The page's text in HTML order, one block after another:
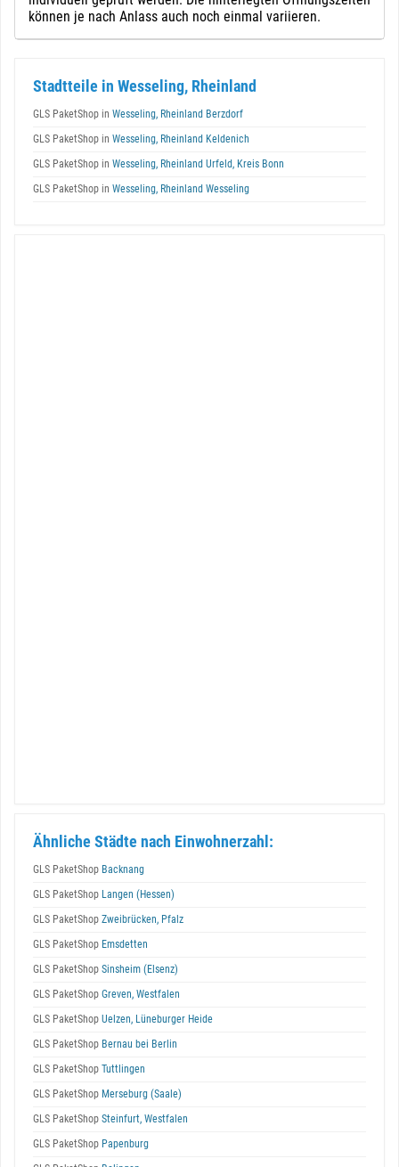
können je nach Anlass auch noch einmal variieren.
Stadtteile in Wesseling, Rheinland
GLS PaketShop in Wesseling, Rheinland Berzdorf
GLS PaketShop in Wesseling, Rheinland Keldenich
GLS PaketShop in Wesseling, Rheinland Urfeld, Kreis Bonn
GLS PaketShop in Wesseling, Rheinland Wesseling
Ähnliche Städte nach Einwohnerzahl:
GLS PaketShop Backnang
GLS PaketShop Langen (Hessen)
GLS PaketShop Zweibrücken, Pfalz
GLS PaketShop Emsdetten
GLS PaketShop Sinsheim (Elsenz)
GLS PaketShop Greven, Westfalen
GLS PaketShop Uelzen, Lüneburger Heide
GLS PaketShop Bernau bei Berlin
GLS PaketShop Tuttlingen
GLS PaketShop Merseburg (Saale)
GLS PaketShop Steinfurt, Westfalen
GLS PaketShop Papenburg